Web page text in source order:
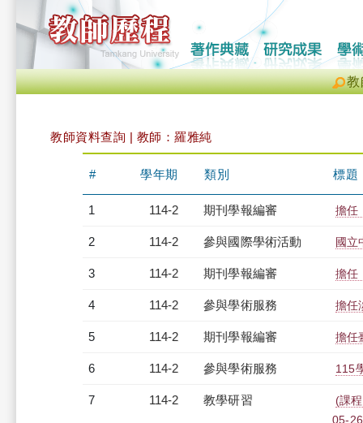
教
教師資料查詢 | 教師：羅雅純
# 學年期 類別 標題
1 114-2 期刊學報編審 擔任
2 114-2 參與國際學術活動 國立
3 114-2 期刊學報編審 擔任
4 114-2 參與學術服務 擔任
5 114-2 期刊學報編審 擔任
6 114-2 參與學術服務 115
7 114-2 教學研習
(課
05-